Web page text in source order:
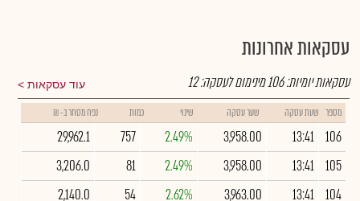
עסקאות אחרונות
עוד עסקאות עסקאות יומיות:106מינימום לעסקה:12
מספר שעת עסקה שער עסקה שינוי כמות נפח מסחר ב- ₪
106
13:41
3,958.00
2.49%
757
29,962.1
105
13:41
3,958.00
2.49%
81
3,206.0
104
13:41
3,963.00
2.62%
54
2,140.0